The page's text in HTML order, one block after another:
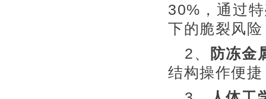
30%，通过
下的脆裂风险
2、
防冻金
结构操作便